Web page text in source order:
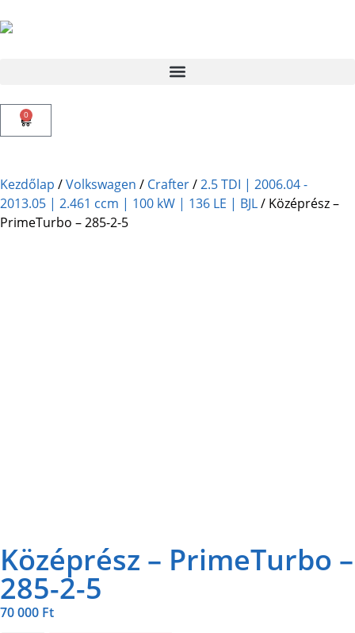
0
Kezdőlap /Volkswagen / Crafter/2.5 TDI | 2006.04 -
2013.05 | 2.461 ccm | 100 kW | 136 LE | BJL/ Középrész –
PrimeTurbo – 285-2-5
Középrész – PrimeTurbo –
285-2-5
70 000 Ft